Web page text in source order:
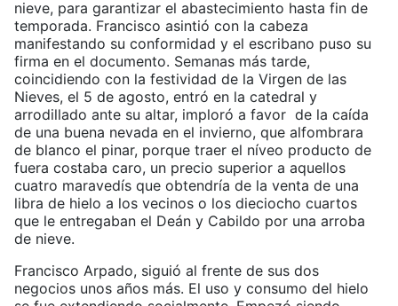
nieve, para garantizar el abastecimiento hasta fin de
temporada. Francisco asintió con la cabeza
manifestando su conformidad y el escribano puso su
firma en el documento. Semanas más tarde,
coincidiendo con la festividad de la Virgen de las
Nieves, el 5 de agosto, entró en la catedral y
arrodillado ante su altar, imploró a favor de la caída
de una buena nevada en el invierno, que alfombrara
de blanco el pinar, porque traer el níveo producto de
fuera costaba caro, un precio superior a aquellos
cuatro maravedís que obtendría de la venta de una
libra de hielo a los vecinos o los dieciocho cuartos
que le entregaban el Deán y Cabildo por una arroba
de nieve.
Francisco Arpado, siguió al frente de sus dos
negocios unos años más. El uso y consumo del hielo